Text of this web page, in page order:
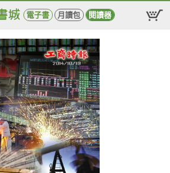
電子書 月讀包 閱讀器